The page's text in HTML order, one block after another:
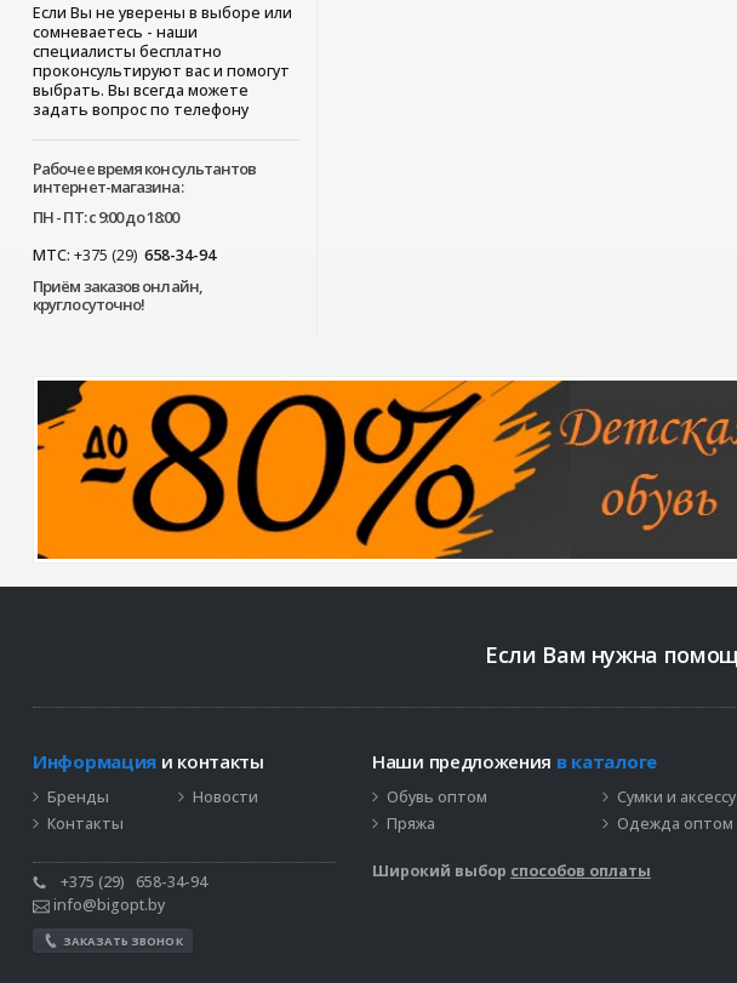
Если Вы не уверены в выборе или
сомневаетесь - наши
специалисты бесплатно
проконсультируют вас и помогут
выбрать. Вы всегда можете
задать вопрос по телефону
Рабочее время консультантов
интернет-магазина:
ПН - ПТ: с 9:00 до 18:00
МТС: +375 (29) 658-34-94
Приём заказов онлайн,
круглосуточно!
Если Вам нужна
Информация и контакты
Бренды
Новости
Контакты
+375 (29)
658-34-94
info@bigopt.by
ЗАКАЗАТЬ ЗВОНОК
Наши предложения в каталоге
Обувь оптом Сумки и
Пряжа
Одежда оптом
Широкий выбор способов оплаты